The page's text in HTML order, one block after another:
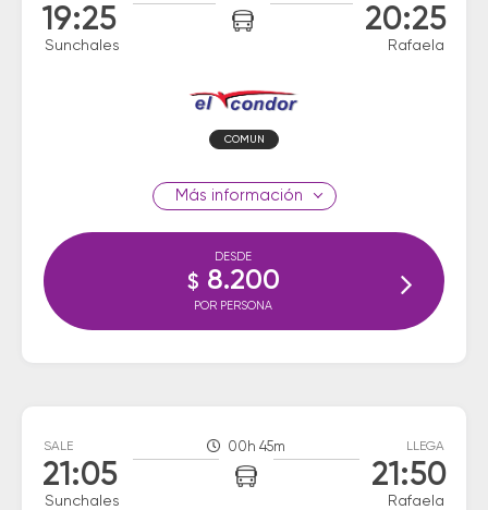
19:25
Sunchales
20:25
Rafaela
COMUN
información
DESDE
$ 8.200
POR PERSONA
SALE
21:05
Sunchales
00h 45m LLEGA
21:50
Rafaela